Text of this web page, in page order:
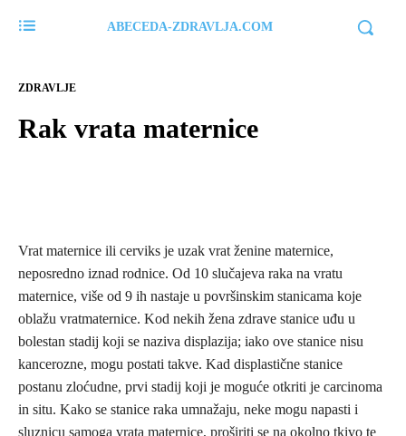
ABECEDA-ZDRAVLJA.COM
ZDRAVLJE
Rak vrata maternice
Vrat maternice ili cerviks je uzak vrat ženine maternice,
neposredno iznad rodnice. Od 10 slučajeva raka na vratu
maternice, više od 9 ih nastaje u površinskim stanicama koje
oblažu vratmaternice. Kod nekih žena zdrave stanice uđu u
bolestan stadij koji se naziva displazija; iako ove stanice nisu
kancerozne, mogu postati takve. Kad displastične stanice
postanu zloćudne, prvi stadij koji je moguće otkriti je carcinoma
in situ. Kako se stanice raka umnažaju, neke mogu napasti i
sluznicu samoga vrata maternice, proširiti se na okolno tkivo te